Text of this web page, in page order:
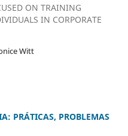
ON TRAINING
IN CORPORATE
Witt
PRÁTICAS, PROBLEMAS